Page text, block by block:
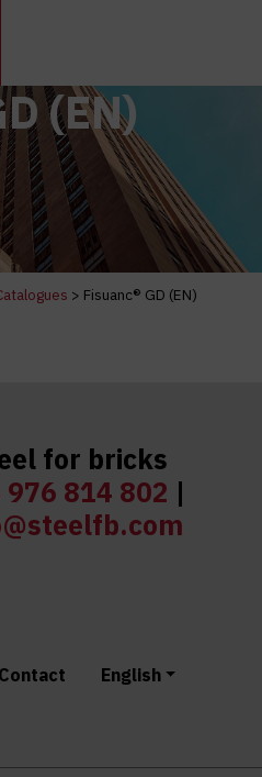
(EN)
> Fisuanc® GD (EN)
for bricks
976 814 802 |
Contact English